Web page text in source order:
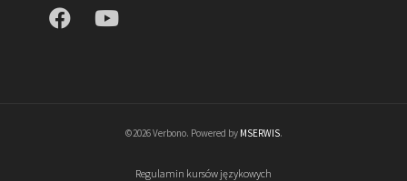
©2026 Verbono. Powered by MSERWIS.
Regulamin kursów językowych